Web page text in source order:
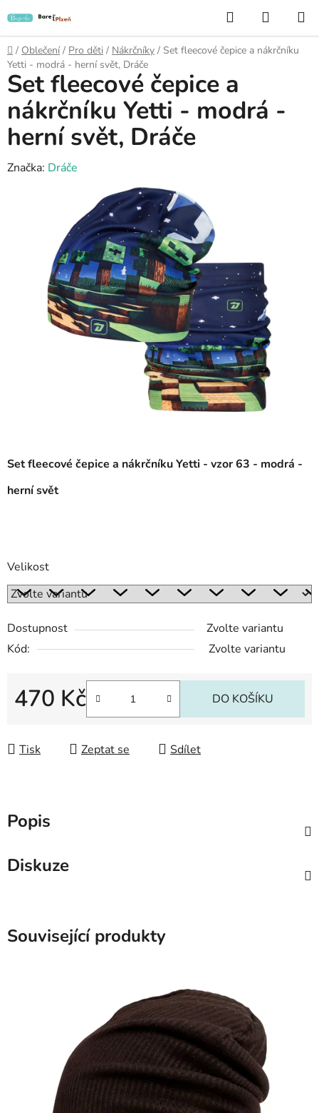
na
obsah
Hledat
KOŠÍK
Domů
/ Oblečení / Pro děti / Nákrčníky / Set fleecové čepice a nákrčníku
Yetti - modrá - herní svět, Dráče
Set fleecové čepice a nákrčníku Yetti - vzor 63 - modrá -
herní svět
Velikost
Dostupnost
Zvolte variantu
Kód:
Zvolte variantu
470 Kč DO KOŠÍKU
Tisk Zeptat se Sdílet
Set fleecové čepice a
nákrčníku Yetti - modrá -
herní svět, Dráče
Značka: Dráče
Popis
Diskuze
Související produkty